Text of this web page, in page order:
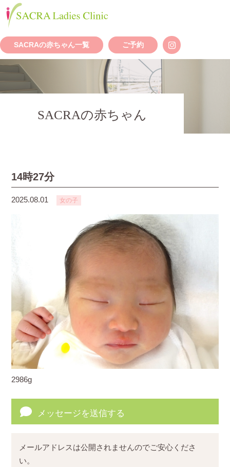
SACRAの赤ちゃん一覧 ご予約
SACRAの赤ちゃん
14時27分
2025.08.01 女の子
2986g
メッセージを送信する
メールアドレスは公開されませんのでご安心くださ
い。